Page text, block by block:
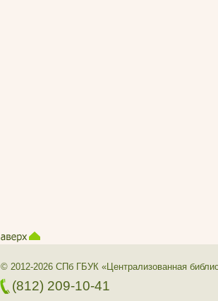
© 2012-2026 СПб ГБУК «Централизованная
(812) 209-10-41